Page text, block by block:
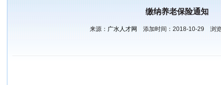
缴纳养老保险通知
来源： 广水人才网 添加时间： 2018-10-29 浏